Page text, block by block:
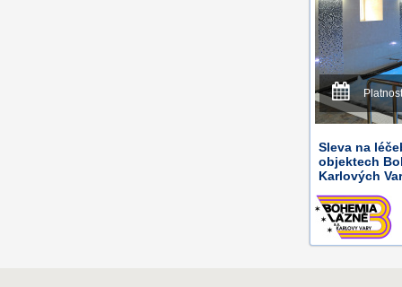
Sleva na
objektech
Karlových